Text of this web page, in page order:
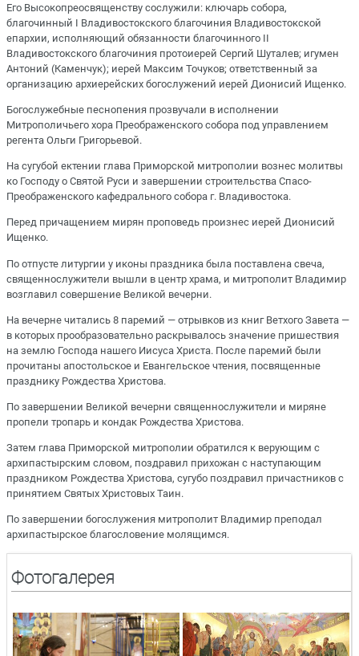
Его Высокопреосвященству сослужили: ключарь собора,
благочинный I Владивостокского благочиния Владивостокской
епархии, исполняющий обязанности благочинного II
Владивостокского благочиния протоиерей Сергий Шуталев; игумен
Антоний (Каменчук); иерей Максим Точуков; ответственный за
организацию архиерейских богослужений иерей Дионисий Ищенко.
Богослужебные песнопения прозвучали в исполнении
Митрополичьего хора Преображенского собора под управлением
регента Ольги Григорьевой.
На сугубой ектении глава Приморской митрополии вознес молитвы
ко Господу о Святой Руси и завершении строительства Спасо-
Преображенского кафедрального собора г. Владивостока.
Перед причащением мирян проповедь произнес иерей Дионисий
Ищенко.
По отпусте литургии у иконы праздника была поставлена свеча,
священнослужители вышли в центр храма, и митрополит Владимир
возглавил совершение Великой вечерни.
На вечерне читались 8 паремий — отрывков из книг Ветхого Завета —
в которых прообразовательно раскрывалось значение пришествия
на землю Господа нашего Иисуса Христа. После паремий были
прочитаны апостольское и Евангельское чтения, посвященные
празднику Рождества Христова.
По завершении Великой вечерни священнослужители и миряне
пропели тропарь и кондак Рождества Христова.
Затем глава Приморской митрополии обратился к верующим с
архипастырским словом, поздравил прихожан с наступающим
праздником Рождества Христова, сугубо поздравил причастников с
принятием Святых Христовых Таин.
По завершении богослужения митрополит Владимир преподал
архипастырское благословение молящимся.
Фотогалерея